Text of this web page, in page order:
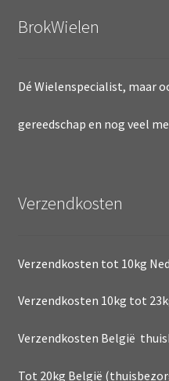
BrokWielen
Dé Wielenspecialist, maar
gereedschap en nog veel
Verzendkosten
Verzendkosten tot 10kg
Verzendkosten 10kg tot
Verzendkosten België
Tot 20kg België